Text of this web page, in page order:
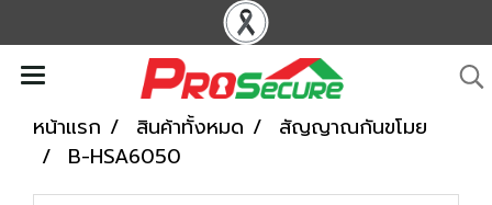
หน้าแรก สินค้าทั้งหมด
สัญญาณกันขโมย
B-HSA6050